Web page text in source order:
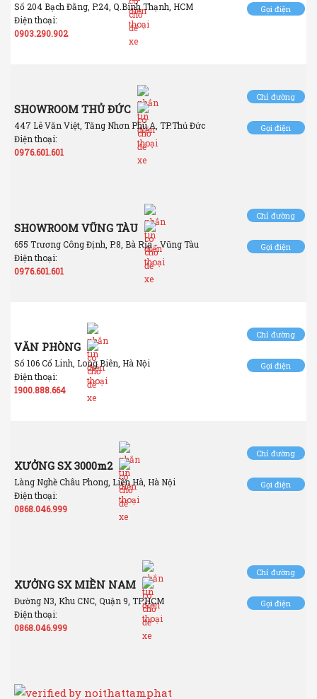
Số 204 Bạch Đằng, P.24, Q.Bình Thạnh, HCM
Điện thoại:
0903.290.902
Gọi điện
SHOWROOM THỦ ĐỨC
447 Lê Văn Việt, Tăng Nhơn Phú A, TP.Thủ Đức
Điện thoại:
0976.601.601
Chỉ đường
Gọi điện
SHOWROOM VŨNG TÀU
655 Trương Công Định, P.8, Bà Rịa - Vũng Tàu
Điện thoại:
0976.601.601
Chỉ đường
Gọi điện
VĂN PHÒNG
Số 106 Cổ Linh, Long Biên, Hà Nội
Điện thoại:
1900.888.664
Chỉ đường
Gọi điện
XƯỞNG SX 3000m2
Làng Nghề Châu Phong, Liên Hà, Hà Nội
Điện thoại:
0868.046.999
Chỉ đường
Gọi điện
XƯỞNG SX MIỀN NAM
Đường N3, Khu CNC, Quận 9, TP.HCM
Điện thoại:
0868.046.999
Chỉ đường
Gọi điện